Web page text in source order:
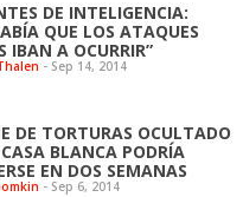
DE INTELIGENCIA:
QUE LOS ATAQUES
IBAN A OCURRIR”
- Sep 14, 2014
DE TORTURAS OCULTADO
BLANCA PODRÍA
EN DOS SEMANAS
- Sep 6, 2014